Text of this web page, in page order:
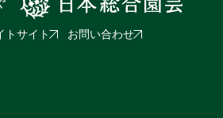
トサイト お問い合わせ